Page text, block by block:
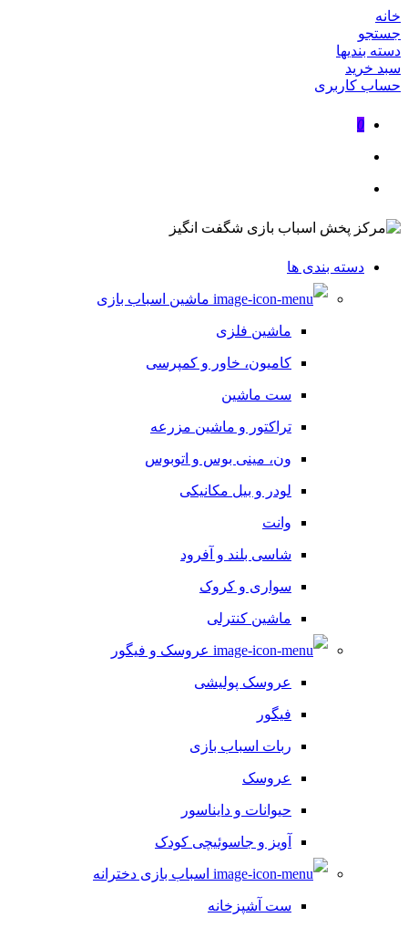
خانه
جستجو
دسته بندیها
سبد خرید
حساب کاربری
0
دسته بندی ها
ماشین اسباب بازی
ماشین فلزی
کامیون، خاور و کمپرسی
ست ماشین
تراکتور و ماشین مزرعه
ون، مینی بوس و اتوبوس
لودر و بیل مکانیکی
وانت
شاسی بلند و آفرود
سواری و کروک
ماشین کنترلی
عروسک و فیگور
عروسک پولیشی
فیگور
ربات اسباب بازی
عروسک
حیوانات و دایناسور
آویز و جاسوئیچی کودک
اسباب بازی دخترانه
ست آشپزخانه